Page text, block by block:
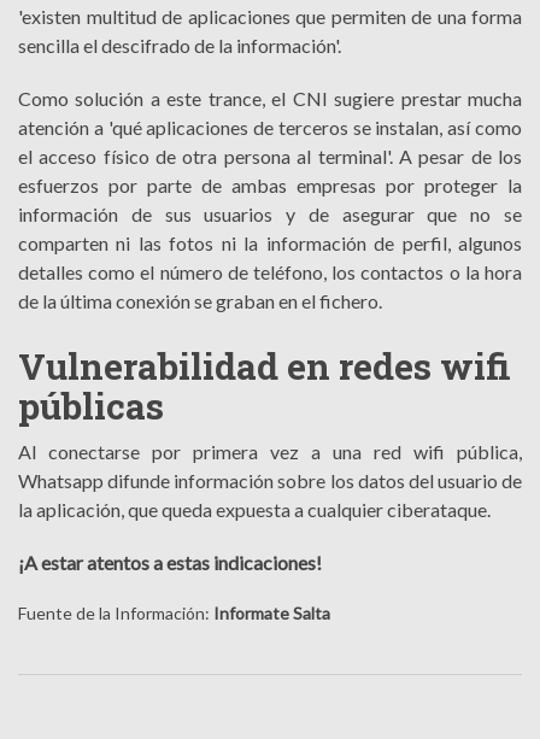
'existen multitud de aplicaciones que permiten de una forma
sencilla el descifrado de la información'.
Como solución a este trance, el CNI sugiere prestar mucha
atención a 'qué aplicaciones de terceros se instalan, así como
el acceso físico de otra persona al terminal'. A pesar de los
esfuerzos por parte de ambas empresas por proteger la
información de sus usuarios y de asegurar que no se
comparten ni las fotos ni la información de perfil, algunos
detalles como el número de teléfono, los contactos o la hora
de la última conexión se graban en el fichero.
Vulnerabilidad en redes wifi
públicas
Al conectarse por primera vez a una red wifi pública,
Whatsapp difunde información sobre los datos del usuario de
la aplicación, que queda expuesta a cualquier ciberataque.
¡A estar atentos a estas indicaciones!
Fuente de la Información: Informate Salta